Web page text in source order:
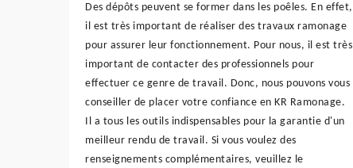
Des dépôts peuvent se former dans les poêles. En effet,
il est très important de réaliser des travaux ramonage
pour assurer leur fonctionnement. Pour nous, il est très
important de contacter des professionnels pour
effectuer ce genre de travail. Donc, nous pouvons vous
conseiller de placer votre confiance en KR Ramonage.
Il a tous les outils indispensables pour la garantie d'un
meilleur rendu de travail. Si vous voulez des
renseignements complémentaires, veuillez le